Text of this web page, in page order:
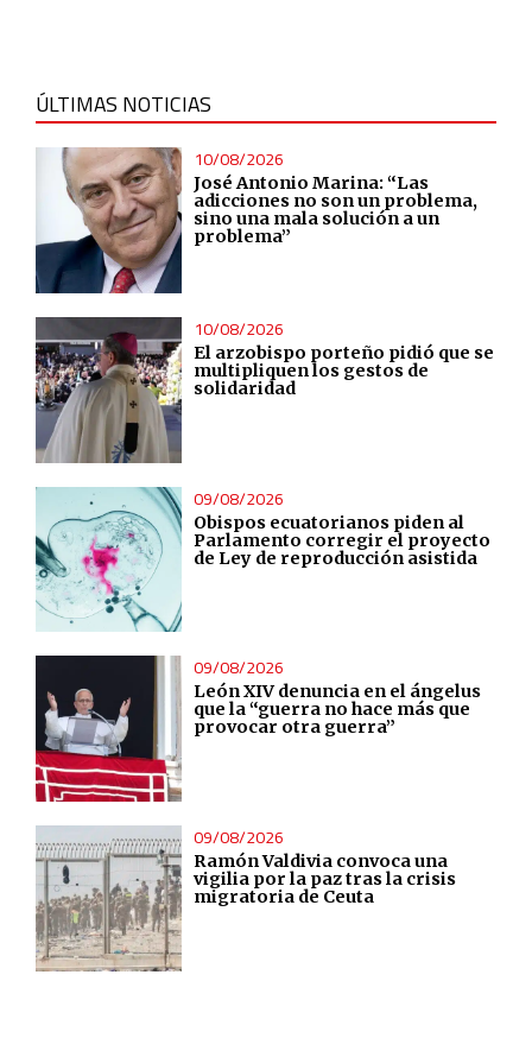
ÚLTIMAS NOTICIAS
10/08/2026
José Antonio Marina: “Las
adicciones no son un problema,
sino una mala solución a un
problema”
10/08/2026
El arzobispo porteño pidió que se
multipliquen los gestos de
solidaridad
09/08/2026
Obispos ecuatorianos piden al
Parlamento corregir el proyecto
de Ley de reproducción asistida
09/08/2026
León XIV denuncia en el ángelus
que la “guerra no hace más que
provocar otra guerra”
09/08/2026
Ramón Valdivia convoca una
vigilia por la paz tras la crisis
migratoria de Ceuta